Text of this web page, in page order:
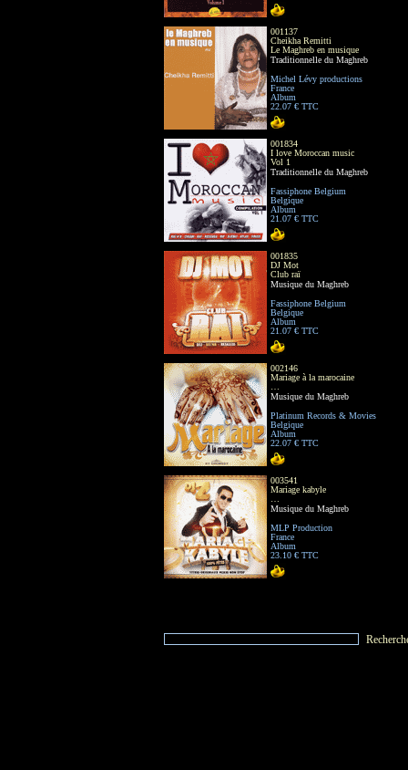
001137
Cheikha Remitti
Le Maghreb en musique
Traditionnelle du Maghreb
Michel Lévy productions
France
Album
22.07 € TTC
001834
I love Moroccan music
Vol 1
Traditionnelle du Maghreb
Fassiphone Belgium
Belgique
Album
21.07 € TTC
001835
DJ Mot
Club raï
Musique du Maghreb
Fassiphone Belgium
Belgique
Album
21.07 € TTC
002146
Mariage à la marocaine
Musique du Maghreb
Platinum Records & Movies
Belgique
Album
22.07 € TTC
003541
Mariage kabyle
Musique du Maghreb
MLP Production
France
Album
23.10 € TTC